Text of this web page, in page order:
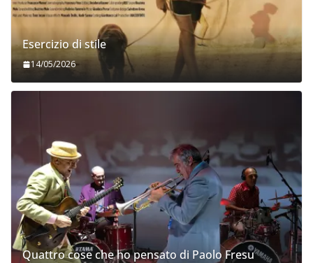
Esercizio di stile
14/05/2026
Quattro cose che ho pensato di Paolo Fresu